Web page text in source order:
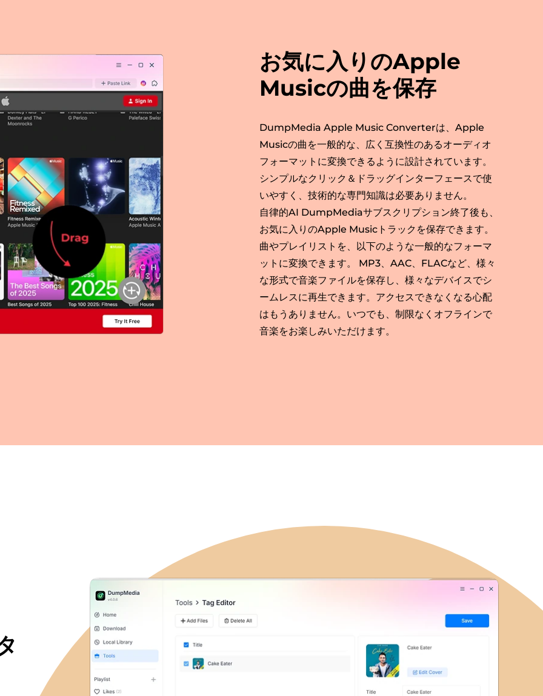
お気に入りのApple
Musicの曲を保存
DumpMedia Apple Music Converterは、Apple
Musicの曲を一般的な、広く互換性のあるオーディオ
フォーマットに変換できるように設計されています。
シンプルなクリック＆ドラッグインターフェースで使
いやすく、技術的な専門知識は必要ありません。
自律的AI DumpMediaサブスクリプション終了後も、
お気に入りのApple Musicトラックを保存できます。
曲やプレイリストを、以下のような一般的なフォーマ
ットに変換できます。 MP3、AAC、FLACなど、様々
な形式で音楽ファイルを保存し、様々なデバイスでシ
ームレスに再生できます。アクセスできなくなる心配
はもうありません。いつでも、制限なくオフラインで
音楽をお楽しみいただけます。